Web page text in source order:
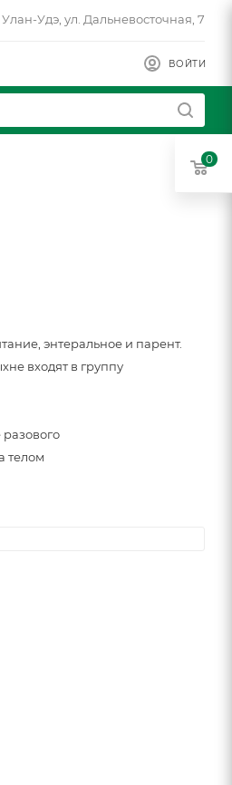
Улан-Удэ, ул. Дальневосточная, 7
ВОЙТИ
энтеральное и парент.
не входят в группу
телом
0